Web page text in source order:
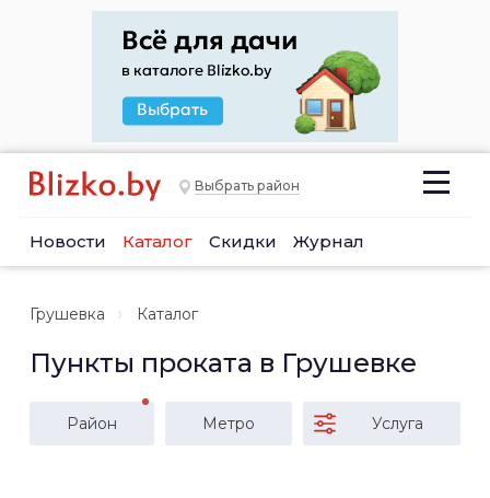
Выбрать район
Новости Каталог Скидки Журнал
Грушевка Каталог
Пункты проката в Грушевке
Район Метро Услуга